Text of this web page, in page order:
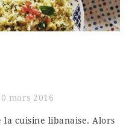
mars 2016
la cuisine libanaise. Alors